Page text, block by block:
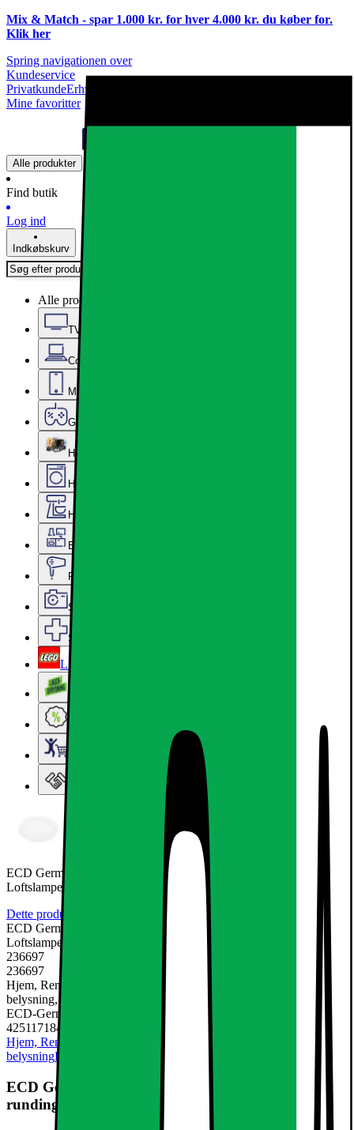
Mix & Match - spar 1.000 kr. for hver 4.000 kr. du køber for.
Klik her
Spring navigationen over
Kundeservice
PrivatkundeErhvervskunde
Mine favoritter
Alle produkter
Find butik
Log ind
Indkøbskurv
Alle produkter
TV, Lyd & Smart Home
Computer & Kontor
Mobil, Tablet & Smartwatch
Gaming
Hardware
Hvidevarer
Hjem, Rengøring & Køkkenudstyr
Epoq køkken & bryggers
Personlig pleje, Skønhed & Velvære
Sport, Fritid & Hobby
Services & tilbehør
LEGO
Lageroprydning
Ugens tilbud - og andre gode priser
Elgigantens Kundeklub
ECD Germany 2-pak LED panel 12W køle hvid runding
Loftslampe væglampe
Dette produkt er endnu ikke blevet bedømt.
ECD Germany 2-pak LED panel 12W køle hvid runding
Loftslampe væglampe
236697
236697
Hjem, Rengøring & Køkkenudstyr, El & belysning, Lamper &
belysning, Loftslamper
ECD-Germany
4251171848106
Hjem, Rengøring & Køkkenudstyr
El & belysning
belysningLoftslamper
ECD Germany 2-pak LED panel 12W køle hvid
runding Loftslampe væglampe